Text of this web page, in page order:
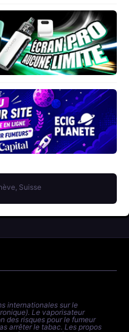
Suisse
internationales sur le
Le vaporisateur
des risques pour le fumeur
arrêter le tabac. Les propos